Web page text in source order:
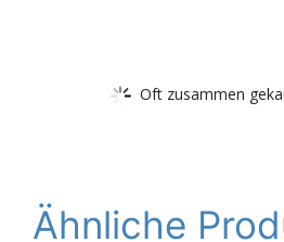
Oft zusammen
Ähnliche